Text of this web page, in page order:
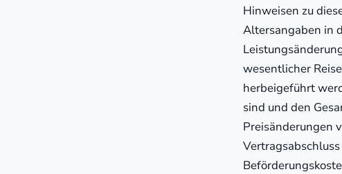
Hinweisen zu
Altersangaben in
wesentlicher
herbeigeführt
sind und den
Preisänderungen